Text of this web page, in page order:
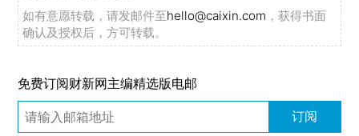
如有意愿转载，请发邮件至hello@caixin.com ，获得书面
确认及授权后，方可转载。
免费订阅财新网主编精选版电邮
订阅